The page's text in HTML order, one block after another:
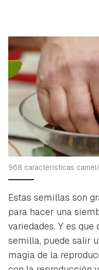
968 caracteristicas
Estas semillas son
para hacer una
variedades. Y es
semilla, puede salir
magia de la